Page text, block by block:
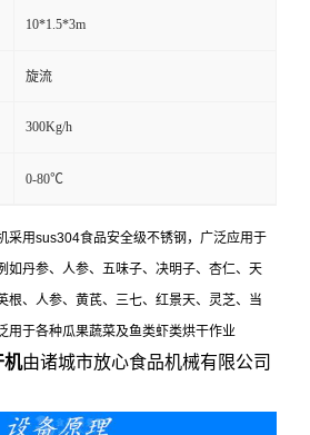
10*1.5*3m
旋流
300Kg/h
0-80℃
采用sus304食品安全级不锈钢，广泛应用于
如丹参、人参、五味子、决明子、杏仁、天
根、人参、黄芪、三七、红景天、灵芝、当
用于各种瓜果蔬菜及鱼类虾类烘干作业
机由诸城市放心食品机械有限公司